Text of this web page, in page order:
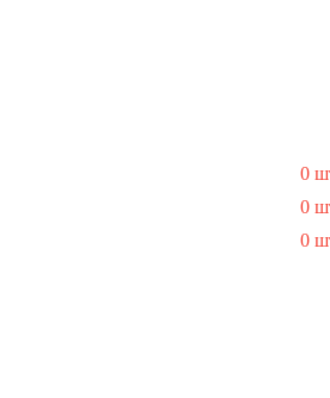
0
0
0